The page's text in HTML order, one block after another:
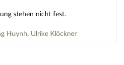
stehen nicht fest.
Huynh, Ulrike Klöckner